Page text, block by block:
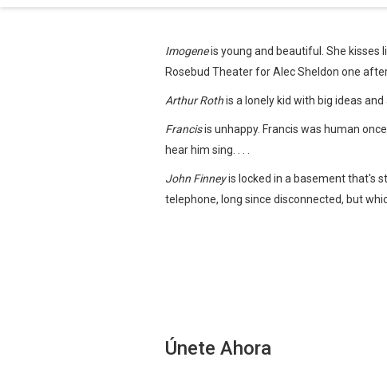
Imogeneis young and beautiful. She kisses
Rosebud Theater for Alec Sheldon one
Arthur Rothis a lonely kid with big ideas
Francisis unhappy. Francis was human
hear him sing. . . .
John Finneyis locked in a basement that's
telephone, long since disconnected, but
Únete Ahora